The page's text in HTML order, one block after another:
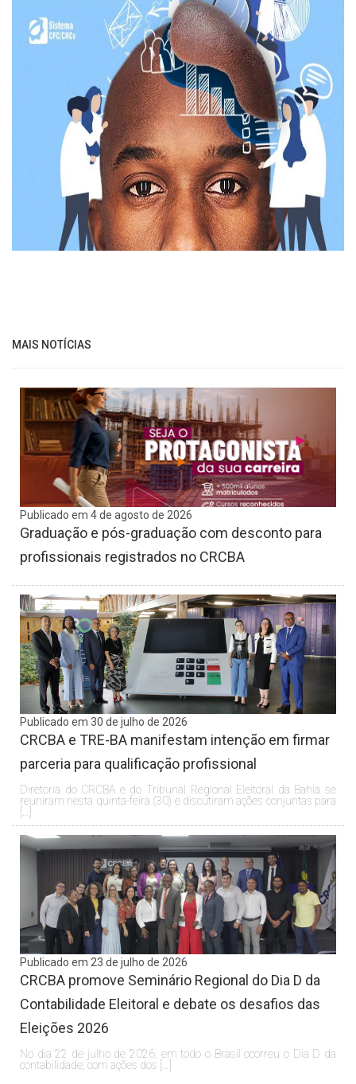
MAIS NOTÍCIAS
Publicado em 4 de agosto de 2026
Graduação e pós-graduação com desconto para
profissionais registrados no CRCBA
Publicado em 30 de julho de 2026
CRCBA e TRE-BA manifestam intenção em firmar
parceria para qualificação profissional
Diretoria do CRCBA e do Tribunal Regional Eleitoral da Bahia se
reuniram nesta quinta-feira (30) e discutiram ações conjuntas para
Publicado em 23 de julho de 2026
CRCBA promove Seminário Regional do Dia D da
Contabilidade Eleitoral e debate os desafios das
Eleições 2026
No dia 22 de julho de 2026, em todo o Brasil ocorreu o Dia D da
contabilidade, com ações dos […]